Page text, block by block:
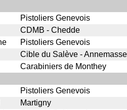
Pistoliers Genevois
CDMB - Chedde
Pistoliers Genevois
Cible du Salève - Annemasse
Carabiniers de Monthey
Pistoliers Genevois
Martigny